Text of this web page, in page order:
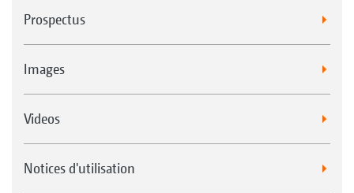
Prospectus
Images
Videos
Notices d'utilisation